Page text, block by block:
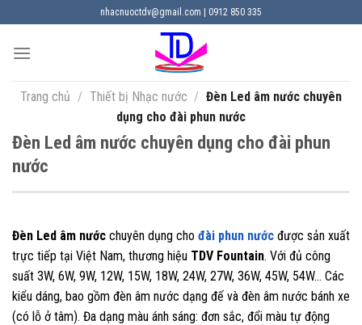
đến
nhacnuoctdv@gmail.com | 0912 850 335
Trang chủ / Thiết bị Nhạc nước / Đèn Led âm nước chuyên
dụng cho đài phun nước
Đèn Led âm nước chuyên dụng cho đài phun
nước
Đèn Led âm nước chuyên dụng cho đài phun nước được sản xuất
trực tiếp tại Việt Nam, thương hiệu TDV Fountain. Với đủ công
suất 3W, 6W, 9W, 12W, 15W, 18W, 24W, 27W, 36W, 45W, 54W… Các
kiểu dáng, bao gồm đèn âm nước dạng đế và đèn âm nước bánh xe
(có lỗ ở tâm). Đa dạng màu ánh sáng: đơn sắc, đổi màu tự động